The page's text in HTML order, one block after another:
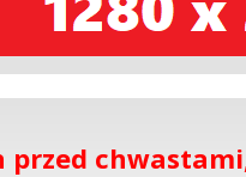
przed